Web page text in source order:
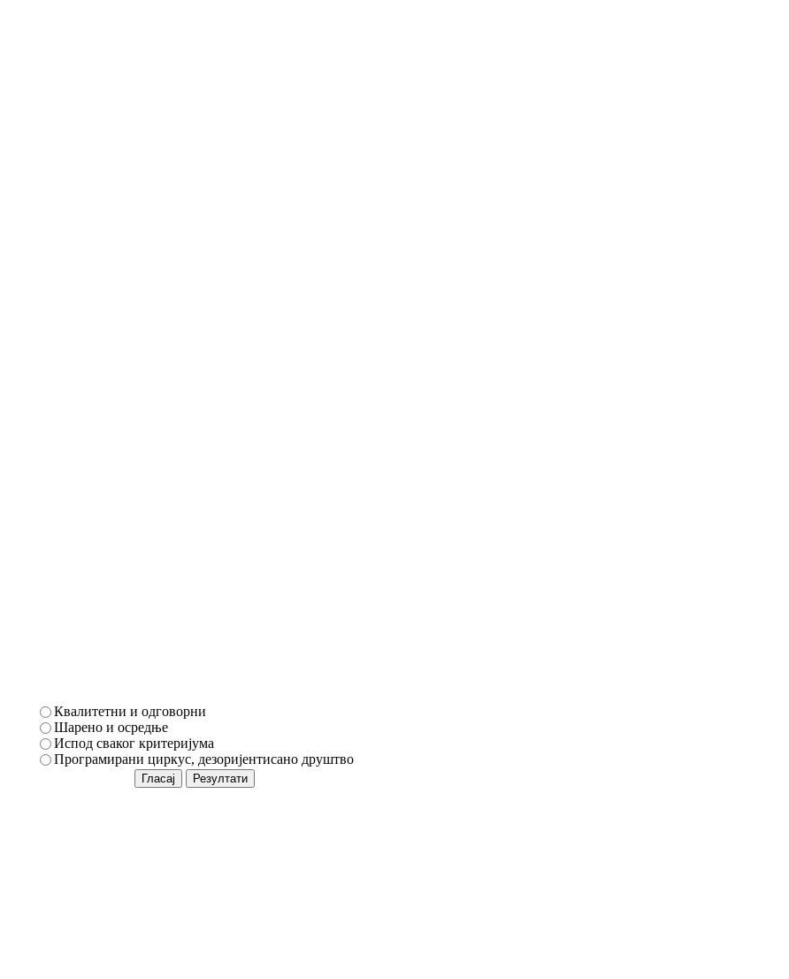
Квалитетни и одговорни
Шарено и осредње
Испод сваког критеријума
Програмирани циркус, дезоријентисано друштво